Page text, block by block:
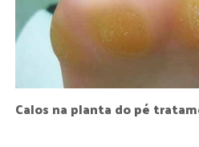
Calos na planta do pé